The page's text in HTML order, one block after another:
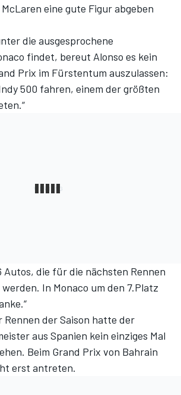
eine gute Figur abgeben
die ausgesprochene
findet, bereut Alonso es kein
Prix im Fürstentum auszulassen:
500 fahren, einem der größten
Autos, die für die nächsten Rennen
In Monaco um den 7.Platz
Rennen der Saison hatte der
aus Spanien kein einziges Mal
Beim Grand Prix von Bahrain
erst antreten.